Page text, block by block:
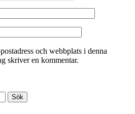
och webbplats i denna
skriver en kommentar.